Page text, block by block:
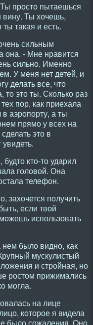
просто пытаешься
вину. Ты хочешь,
такая и есть.
сильным
она. - Мне нравится
сильно. Именно
У меня нет детей, и
делать все, что
то это ты. Сколько раз
пор, как приехала
аэропорту, а ты
прямо у всех на
это в
кто-то ударил
головой. Она
телефон.
захочется получить
если твой
использовать
было видно, как
мускулистый
и стройная, но
ростом прижимались
могла.
на лице
которое я видела